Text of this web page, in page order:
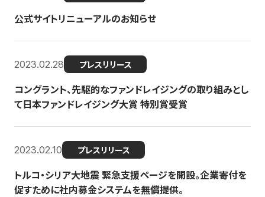
公式サイトリニューアルのお知らせ
2023.02.28 プレスリリース
コングラント、先駆的なファンドレイジングの取り組みとし
て日本ファンドレイジング大賞 特別賞受賞
2023.02.10 プレスリリース
トルコ・シリア大地震 緊急支援ページを開設。企業寄付を
促すために社内募金システムを無償提供。